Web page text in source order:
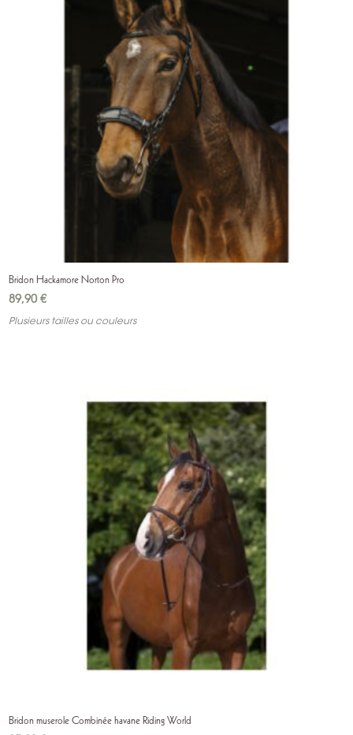
Bridon Hackamore Norton Pro
89,90€
Plusieurs tailles ou couleurs
Bridon muserole Combinée havane Riding World